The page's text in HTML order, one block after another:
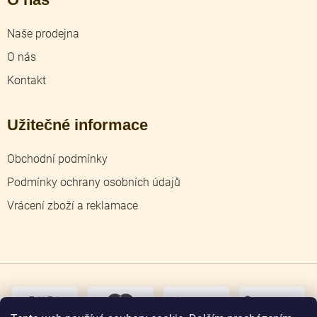
Naše prodejna
O nás
Kontakt
Užitečné informace
Obchodní podmínky
Podmínky ochrany osobních údajů
Vrácení zboží a reklamace